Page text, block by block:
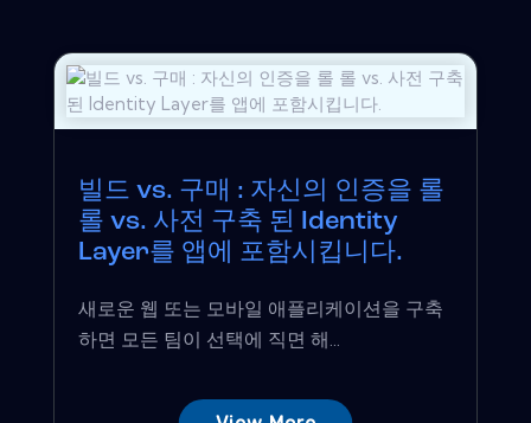
빌드 vs. 구매 : 자신의 인증을 롤
롤 vs. 사전 구축 된 Identity
Layer를 앱에 포함시킵니다.
새로운 웹 또는 모바일 애플리케이션을 구축
하면 모든 팀이 선택에 직면 해...